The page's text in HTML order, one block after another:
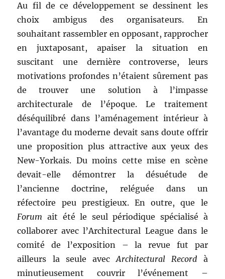
Au fil de ce développement se dessinent les
choix ambigus des organisateurs. En
souhaitant rassembler en opposant, rapprocher
en juxtaposant, apaiser la situation en
suscitant une dernière controverse, leurs
motivations profondes n’étaient sûrement pas
de trouver une solution à l’impasse
architecturale de l’époque. Le traitement
déséquilibré dans l’aménagement intérieur à
l’avantage du moderne devait sans doute offrir
une proposition plus attractive aux yeux des
New-Yorkais. Du moins cette mise en scène
devait-elle démontrer la désuétude de
l’ancienne doctrine, reléguée dans un
réfectoire peu prestigieux. En outre, que le
Forum ait été le seul périodique spécialisé à
collaborer avec l’Architectural League dans le
comité de l’exposition – la revue fut par
ailleurs la seule avecArchitectural Record à
minutieusement couvrir l’événement –